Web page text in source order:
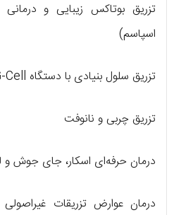
تزریق بوتاکس زیبایی و درمانی
اسپاسم)
تزریق سلول بنیادی با دستگاه G-Cell (تأییدیه FDA آمریکا)
تزریق چربی و نانوفت
درمان حرفه‌ای اسکار، جای جوش